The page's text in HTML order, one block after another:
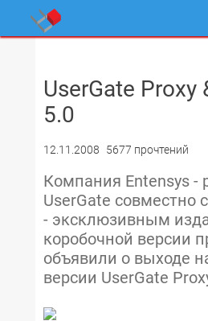
UserGate Proxy
5.0
12.11.2008 5677 прочтений
Компания Entensys -
UserGate совместно
- эксклюзивным
коробочной версии
объявили о выходе
версии UserGate